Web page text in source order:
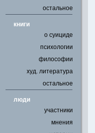
остальное
книги
о суициде
психологии
философии
худ. литература
остальное
люди
участники
мнения